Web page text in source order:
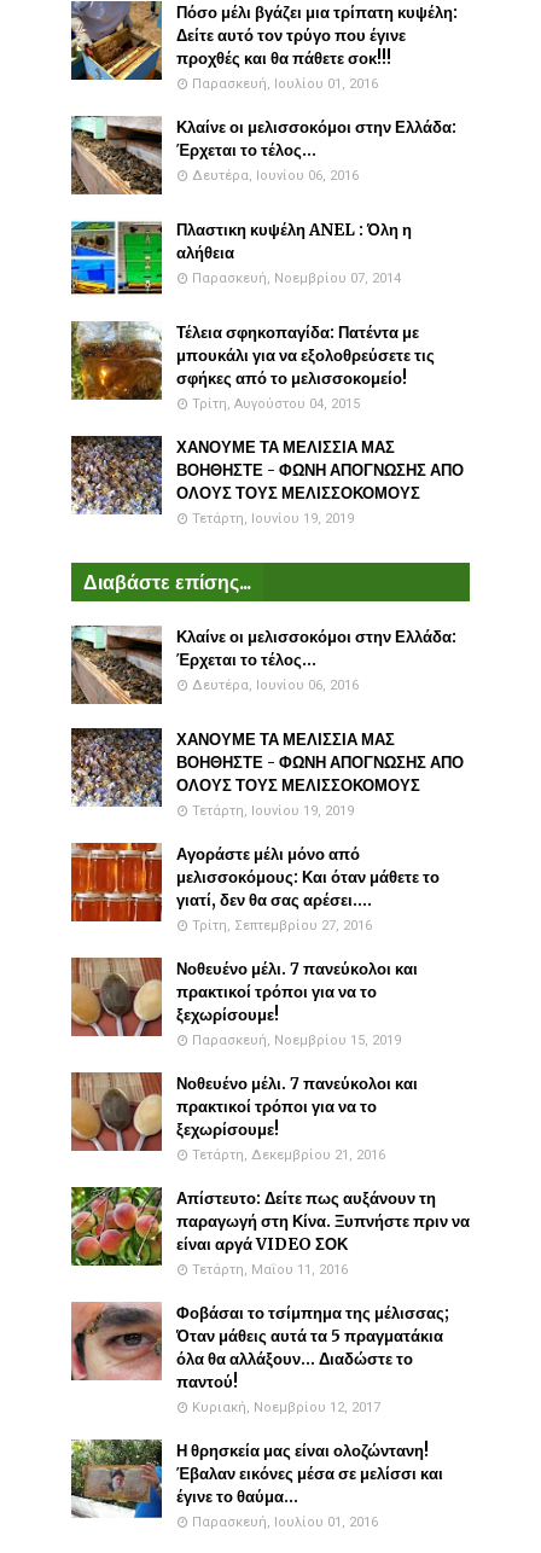
Πόσο μέλι βγάζει μια τρίπατη κυψέλη:
Δείτε αυτό τον τρύγο που έγινε
προχθές και θα πάθετε σοκ!!!
Παρασκευή, Ιουλίου 01, 2016
Κλαίνε οι μελισσοκόμοι στην Ελλάδα:
Έρχεται το τέλος...
Δευτέρα, Ιουνίου 06, 2016
Πλαστικη κυψέλη ANEL : Όλη η
αλήθεια
Παρασκευή, Νοεμβρίου 07, 2014
Τέλεια σφηκοπαγίδα: Πατέντα με
μπουκάλι για να εξολοθρεύσετε τις
σφήκες από το μελισσοκομείο!
Τρίτη, Αυγούστου 04, 2015
ΧΑΝΟΥΜΕ ΤΑ ΜΕΛΙΣΣΙΑ ΜΑΣ
ΒΟΗΘΗΣΤΕ - ΦΩΝΗ ΑΠΟΓΝΩΣΗΣ ΑΠΟ
ΟΛΟΥΣ ΤΟΥΣ ΜΕΛΙΣΣΟΚΟΜΟΥΣ
Τετάρτη, Ιουνίου 19, 2019
Διαβάστε επίσης...
Κλαίνε οι μελισσοκόμοι στην Ελλάδα:
Έρχεται το τέλος...
Δευτέρα, Ιουνίου 06, 2016
ΧΑΝΟΥΜΕ ΤΑ ΜΕΛΙΣΣΙΑ ΜΑΣ
ΒΟΗΘΗΣΤΕ - ΦΩΝΗ ΑΠΟΓΝΩΣΗΣ ΑΠΟ
ΟΛΟΥΣ ΤΟΥΣ ΜΕΛΙΣΣΟΚΟΜΟΥΣ
Τετάρτη, Ιουνίου 19, 2019
Αγοράστε μέλι μόνο από
μελισσοκόμους: Και όταν μάθετε το
γιατί, δεν θα σας αρέσει....
Τρίτη, Σεπτεμβρίου 27, 2016
Νοθευένο μέλι. 7 πανεύκολοι και
πρακτικοί τρόποι για να το
ξεχωρίσουμε!
Παρασκευή, Νοεμβρίου 15, 2019
Νοθευένο μέλι. 7 πανεύκολοι και
πρακτικοί τρόποι για να το
ξεχωρίσουμε!
Τετάρτη, Δεκεμβρίου 21, 2016
Απίστευτο: Δείτε πως αυξάνουν τη
παραγωγή στη Κίνα. Ξυπνήστε πριν να
είναι αργά VIDEO ΣΟΚ
Τετάρτη, Μαΐου 11, 2016
Φοβάσαι το τσίμπημα της μέλισσας;
Όταν μάθεις αυτά τα 5 πραγματάκια
όλα θα αλλάξουν... Διαδώστε το
παντού!
Κυριακή, Νοεμβρίου 12, 2017
Η θρησκεία μας είναι ολοζώντανη!
Έβαλαν εικόνες μέσα σε μελίσσι και
έγινε το θαύμα...
Παρασκευή, Ιουλίου 01, 2016